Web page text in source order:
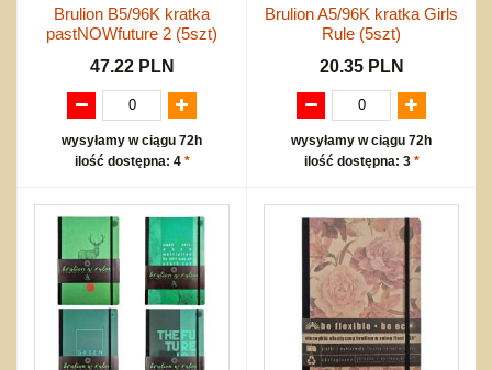
Brulion B5/96K kratka
pastNOWfuture 2 (5szt)
47.22 PLN
wysyłamy w ciągu 72h
ilość dostępna: 4 *
Brulion A5/96K kratka Girls
Rule (5szt)
20.35 PLN
wysyłamy w ciągu 72h
ilość dostępna: 3 *